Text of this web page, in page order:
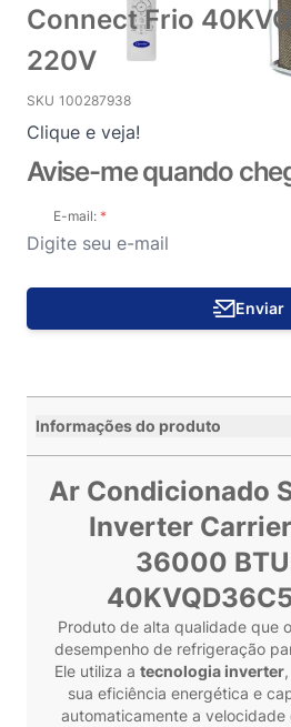
Connect Frio
220V
SKU 100287938
Clique e veja!
Avise-me quando
E-mail:
Enviar
Informações do produto
Ar Condicionado
Inverter
36000
Produto de alta qualidade que
desempenho de refrigeração
Ele utiliza a tecnologia inverter
sua eficiência energética e
automaticamente a velocidade